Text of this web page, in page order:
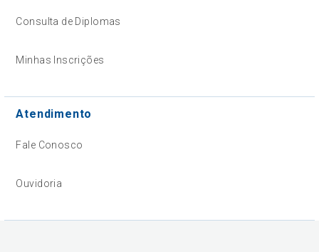
Consulta de Diplomas
Minhas Inscrições
Atendimento
Fale Conosco
Ouvidoria